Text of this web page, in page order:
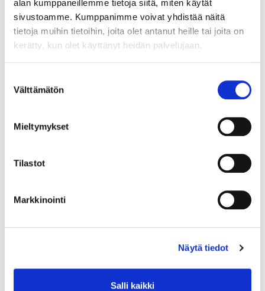
alan kumppaneillemme tietoja siitä, miten käytät
sivustoamme. Kumppanimme voivat yhdistää näitä
tietoja muihin tietoihin, joita olet antanut heille tai joita on
kerätty, kun olet käyttänyt heidän palvelujaan.
valinta
Välttämätön
Mieltymykset
Tilastot
Markkinointi
Näytä tiedot
Salli kaikki
Johtava huuto: